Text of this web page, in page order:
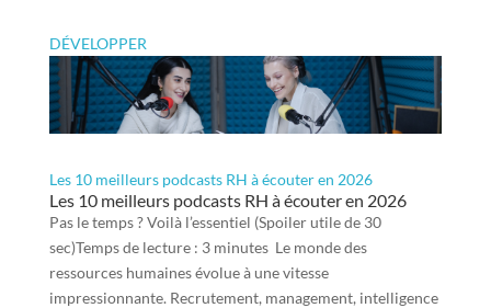
DÉVELOPPER
Les 10 meilleurs podcasts RH à écouter en 2026
Les 10 meilleurs podcasts RH à écouter en 2026
Pas le temps ? Voilà l’essentiel (Spoiler utile de 30
sec)Temps de lecture : 3 minutes Le monde des
ressources humaines évolue à une vitesse
impressionnante. Recrutement, management, intelligence